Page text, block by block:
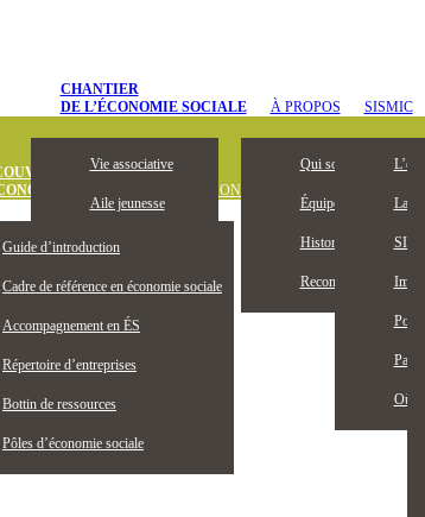
CHANTIER
DE L’ÉCONOMIE SOCIALE
Vie associative
Aile jeunesse
Devenez membre
Membres honoraires
Publications
Partenaires
Actualités
À PROPOS
Qui sommes-nous
Équipe
Historique
Reconnaissance
SISMIC
La
Où
SOCIALE
Guide d’introduction
Cadre de référence en économie sociale
Accompagnement en ÉS
Répertoire d’entreprises
Bottin de ressources
Pôles d’économie sociale
DÉFINITION OUTILS ET